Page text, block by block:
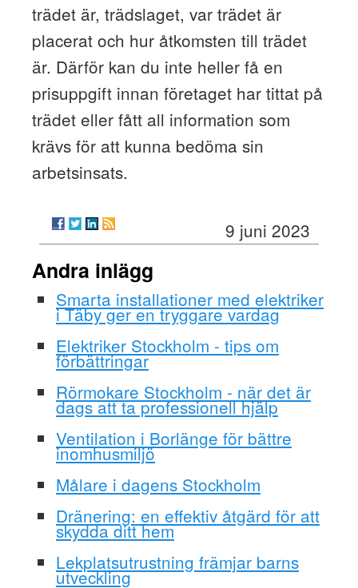
trädet är, trädslaget, var trädet är
placerat och hur åtkomsten till trädet
är. Därför kan du inte heller få en
prisuppgift innan företaget har tittat på
trädet eller fått all information som
krävs för att kunna bedöma sin
arbetsinsats.
9 juni 2023
Andra inlägg
Smarta installationer med elektriker
i Täby ger en tryggare vardag
Elektriker Stockholm - tips om
förbättringar
Rörmokare Stockholm - när det är
dags att ta professionell hjälp
Ventilation i Borlänge för bättre
inomhusmiljö
Målare i dagens Stockholm
Dränering: en effektiv åtgärd för att
skydda ditt hem
Lekplatsutrustning främjar barns
utveckling